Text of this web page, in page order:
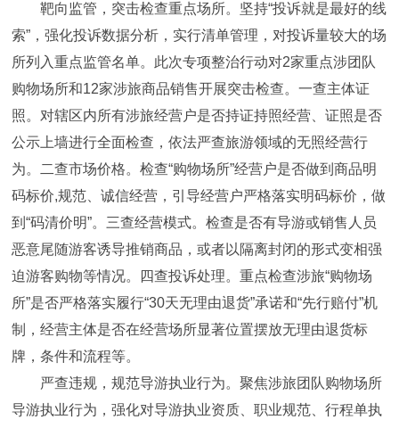
靶向监管，突击检查重点场所。坚持“投诉就是最好的线
索”，强化投诉数据分析，实行清单管理，对投诉量较大的场
所列入重点监管名单。此次专项整治行动对2家重点涉团队
购物场所和12家涉旅商品销售开展突击检查。一查主体证
照。对辖区内所有涉旅经营户是否持证持照经营、证照是否
公示上墙进行全面检查，依法严查旅游领域的无照经营行
为。二查市场价格。检查“购物场所”经营户是否做到商品明
码标价,规范、诚信经营，引导经营户严格落实明码标价，做
到“码清价明”。三查经营模式。检查是否有导游或销售人员
恶意尾随游客诱导推销商品，或者以隔离封闭的形式变相强
迫游客购物等情况。四查投诉处理。重点检查涉旅“购物场
所”是否严格落实履行“30天无理由退货”承诺和“先行赔付”机
制，经营主体是否在经营场所显著位置摆放无理由退货标
牌，条件和流程等。
严查违规，规范导游执业行为。聚焦涉旅团队购物场所
导游执业行为，强化对导游执业资质、职业规范、行程单执